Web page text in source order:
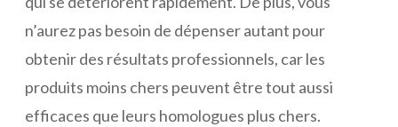
n’aurez pas besoin de dépenser autant pour
obtenir des résultats professionnels, car les
produits moins chers peuvent être tout aussi
efficaces que leurs homologues plus chers.